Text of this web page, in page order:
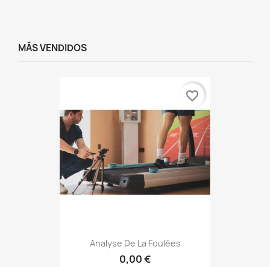
MÁS VENDIDOS
Analyse De La Foulées
0,00 €
favorite_border